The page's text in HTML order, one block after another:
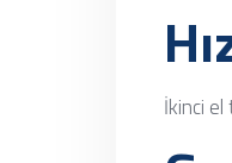
İkinci